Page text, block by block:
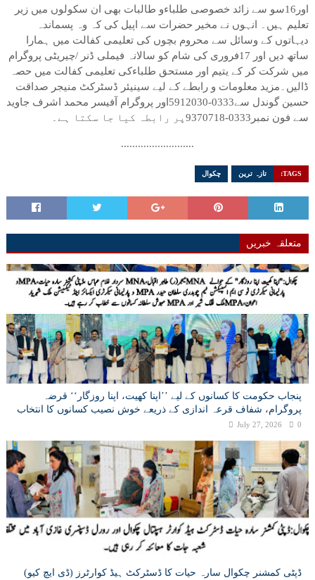
اور16سو سے زائد خصوصی طلباءو طالبات بھی ان سکولوں میں زیر
تعلیم ہیں۔ انہوں نے مخیر حضرات سے اپیل کی کہ وہ پسماندہ
دیہاتوں کے وسائل سے محروم بچوں کی تعلیمی کفالت میں ہمارا
ساتھ دیں اور 17فروری کی شام کو سالانہ فیملی ڈنر /چیریٹی پروگرام
میں شرکت کر کے یتیم اور مستحق طلباءکی تعلیمی کفالت میں حصہ
ڈالیں۔مزید معلومات و رابطے کے لیے سینیئر ڈسٹرکٹ منیجر صداقت
حسین گوندل سے0333-5912030اور پروگرام آفیسر محمد اشرف جاوید
سے فون نمبر0333-9370718پر رابطہ کیا جا سکتا ہے۔
..........................
TAGS: تازہ ترین چکوال
متعلقہ خبریں
پنجاب حکومت کا کسانوں کے لیے ’’اپنا کھیت، اپنا روزگار‘‘ قرضہ
پروگرام، شفاف قرعہ اندازی کے ذریعے خوش نصیب کسانوں کا انتخاب
July 27, 2026 0
ڈپٹی کمشنر چکوال سارہ حیات کا ڈسٹرکٹ ہیڈ کوارٹرز (ڈی ایچ کیو)